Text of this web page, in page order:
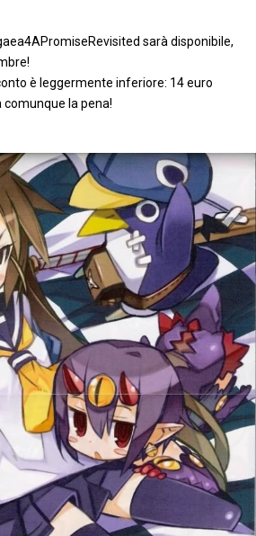
sarà disponibile,
è leggermente inferiore: 14 euro
comunque la pena!